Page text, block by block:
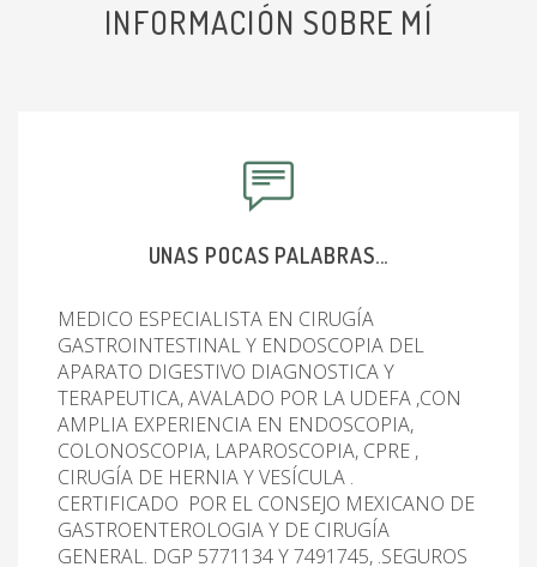
INFORMACIÓN SOBRE MÍ
UNAS POCAS PALABRAS...
MEDICO ESPECIALISTA EN CIRUGÍA
GASTROINTESTINAL Y ENDOSCOPIA DEL
APARATO DIGESTIVO DIAGNOSTICA Y
TERAPEUTICA, AVALADO POR LA UDEFA ,CON
AMPLIA EXPERIENCIA EN ENDOSCOPIA,
COLONOSCOPIA, LAPAROSCOPIA, CPRE ,
CIRUGÍA DE HERNIA Y VESÍCULA .
CERTIFICADO POR EL CONSEJO MEXICANO DE
GASTROENTEROLOGIA Y DE CIRUGÍA
GENERAL. DGP 5771134 Y 7491745, .SEGUROS